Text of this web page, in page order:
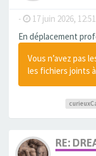
- 17 juin 2026, 12:51
En déplacement
Vous n’avez pas
les fichiers joints
RE: